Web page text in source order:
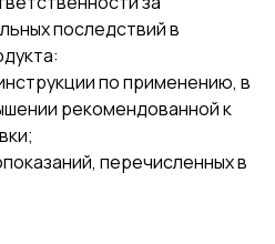
последствий в
по применению, в
рекомендованной к
перечисленных в